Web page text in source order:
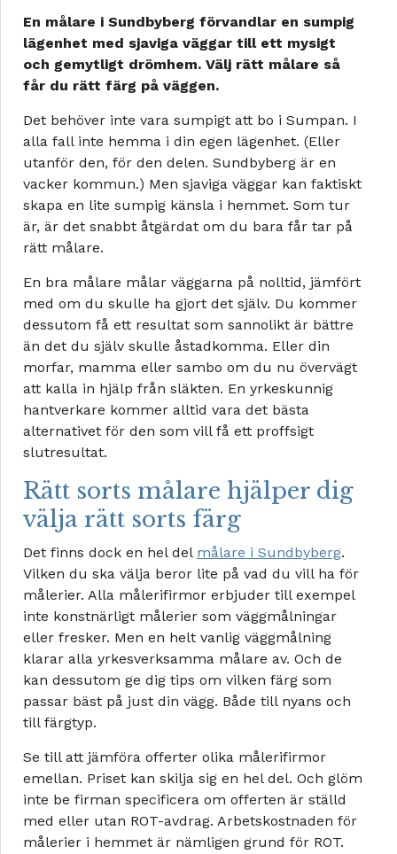
En målare i Sundbyberg förvandlar en sumpig
lägenhet med sjaviga väggar till ett mysigt
och gemytligt drömhem. Välj rätt målare så
får du rätt färg på väggen.
Det behöver inte vara sumpigt att bo i Sumpan. I
alla fall inte hemma i din egen lägenhet. (Eller
utanför den, för den delen. Sundbyberg är en
vacker kommun.) Men sjaviga väggar kan faktiskt
skapa en lite sumpig känsla i hemmet. Som tur
är, är det snabbt åtgärdat om du bara får tar på
rätt målare.
En bra målare målar väggarna på nolltid, jämfört
med om du skulle ha gjort det själv. Du kommer
dessutom få ett resultat som sannolikt är bättre
än det du själv skulle åstadkomma. Eller din
morfar, mamma eller sambo om du nu övervägt
att kalla in hjälp från släkten. En yrkeskunnig
hantverkare kommer alltid vara det bästa
alternativet för den som vill få ett proffsigt
slutresultat.
Rätt sorts målare hjälper dig
välja rätt sorts färg
Det finns dock en hel del målare i Sundbyberg.
Vilken du ska välja beror lite på vad du vill ha för
målerier. Alla målerifirmor erbjuder till exempel
inte konstnärligt målerier som väggmålningar
eller fresker. Men en helt vanlig väggmålning
klarar alla yrkesverksamma målare av. Och de
kan dessutom ge dig tips om vilken färg som
passar bäst på just din vägg. Både till nyans och
till färgtyp.
Se till att jämföra offerter olika målerifirmor
emellan. Priset kan skilja sig en hel del. Och glöm
inte be firman specificera om offerten är ställd
med eller utan ROT-avdrag. Arbetskostnaden för
målerier i hemmet är nämligen grund för ROT.